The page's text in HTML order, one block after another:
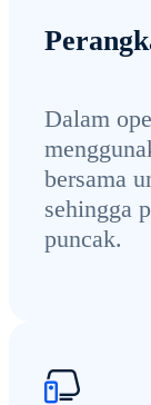
Dalam
bersama
sehingga
puncak.